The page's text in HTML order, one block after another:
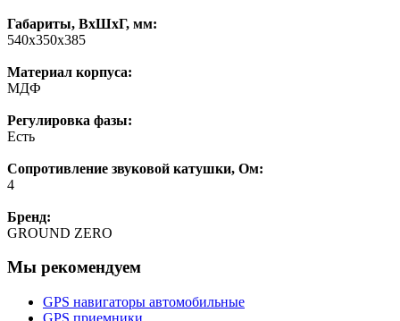
Габариты, ВхШхГ, мм:
540x350x385
Материал корпуса:
МДФ
Регулировка фазы:
Есть
Сопротивление звуковой катушки, Ом:
4
Бренд:
GROUND ZERO
Мы рекомендуем
GPS навигаторы автомобильные